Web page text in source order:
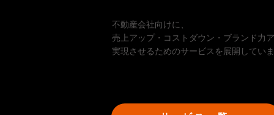
不動産会社向けに、
売上アップ・コストダウン・ブランド力
実現させるためのサービスを展開していま